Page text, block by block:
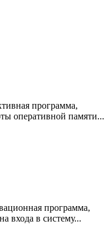
программа,
оперативной памяти...
программа,
входа в систему...